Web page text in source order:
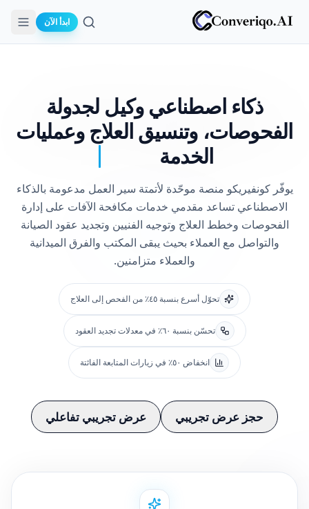
ابدأ الآن
ذكاء اصطناعي وكيل لجدولة
الفحوصات، وتنسيق العلاج وعمليات
الخدمة
يوفّر كونفيريكو منصة موحّدة لأتمتة سير العمل مدعومة بالذكاء
الاصطناعي تساعد مقدمي خدمات مكافحة الآفات على إدارة
الفحوصات وخطط العلاج وتوجيه الفنيين وتجديد عقود الصيانة
والتواصل مع العملاء بحيث يبقى المكتب والفرق الميدانية
والعملاء متزامنين.
تحوّل أسرع بنسبة ٤٥٪ من الفحص إلى العلاج
تحسّن بنسبة ٦٠٪ في معدلات تجديد العقود
انخفاض ٥٠٪ في زيارات المتابعة الفائتة
حجز عرض تجريبي عرض تجريبي تفاعلي